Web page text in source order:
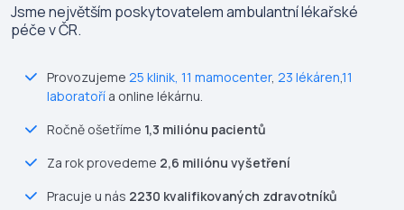
Jsme největším poskytovatelem ambulantní lékařské
péče v ČR.
Provozujeme 25 klinik 11 mamocenter, 23 lékáren11
laboratoří a online lékárnu.
Ročně ošetříme 1,3 miliónu pacientů
Za rok provedeme 2,6 miliónu vyšetření
Pracuje u nás 2230 kvalifikovaných zdravotníků